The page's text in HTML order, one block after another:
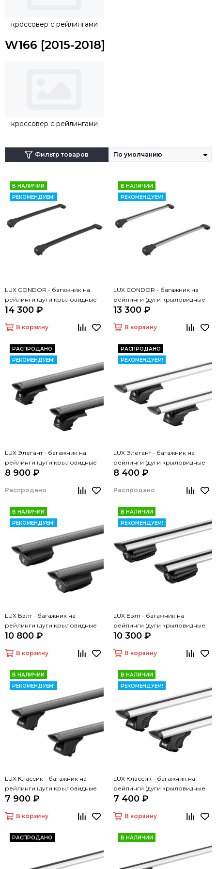
кроссовер с рейлингами
W166 [2015-2018]
кроссовер с рейлингами
Фильтр товаров
В НАЛИЧИИ
РЕКОМЕНДУЕМ!
LUX CONDOR - багажник на
рейлинги (дуги крыловидные
черные 110 см)
14 300 ₽
В корзину
В НАЛИЧИИ
РЕКОМЕНДУЕМ!
LUX CONDOR - багажник на
рейлинги (дуги крыловидные
серые 110 см)
13 300 ₽
В корзину
РАСПРОДАНО
РЕКОМЕНДУЕМ!
LUX Элегант - багажник на
рейлинги (дуги крыловидные
черные, 1,3м)
8 900 ₽
Распродано
РАСПРОДАНО
РЕКОМЕНДУЕМ!
LUX Элегант - багажник на
рейлинги (дуги крыловидные
серые, 1,3м)
8 400 ₽
Распродано
В НАЛИЧИИ
РЕКОМЕНДУЕМ!
LUX Бэлт - багажник на
рейлинги (дуги крыловидные
черные, 1,3м)
10 800 ₽
В корзину
В НАЛИЧИИ
РЕКОМЕНДУЕМ!
LUX Бэлт - багажник на
рейлинги (дуги крыловидные
серые, 1,3м)
10 300 ₽
В корзину
В НАЛИЧИИ
РЕКОМЕНДУЕМ!
LUX Классик - багажник на
рейлинги (дуги крыловидные
черные, 1,3м)
7 900 ₽
В корзину
В НАЛИЧИИ
РЕКОМЕНДУЕМ!
LUX Классик - багажник на
рейлинги (дуги крыловидные
серые, 1,3м)
7 400 ₽
В корзину
РАСПРОДАНО В НАЛИЧИИ